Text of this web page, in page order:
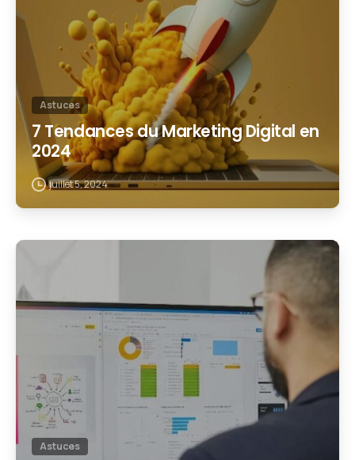
Astuces
7 Tendances du Marketing Digital en
2024
juillet 5, 2024
Astuces